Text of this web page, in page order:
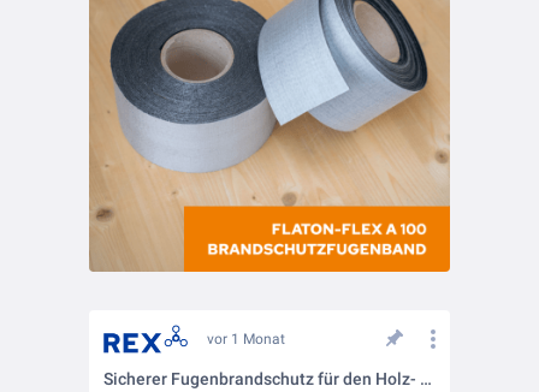
vor 1 Monat
Sicherer Fugenbrandschutz für den Holz- und Hybridbau